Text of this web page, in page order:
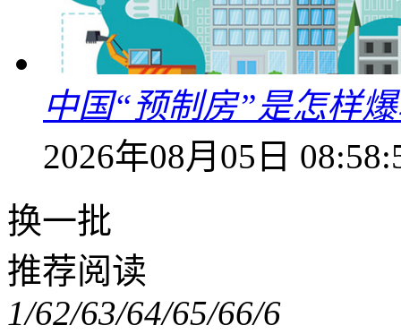
中国“预制房”是怎样
2026年08月05日
换一批
推荐阅读
1/62/63/64/65/66/6